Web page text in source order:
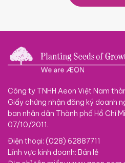
Công ty TNHH Aeon Việt Nam
Giấy chứng nhận đăng ký doanh
ban nhân dân Thành phố Hồ Chí
07/10/2011.
Điện thoại: (028) 62887711
Lĩnh vực kinh doanh: Bán lẻ